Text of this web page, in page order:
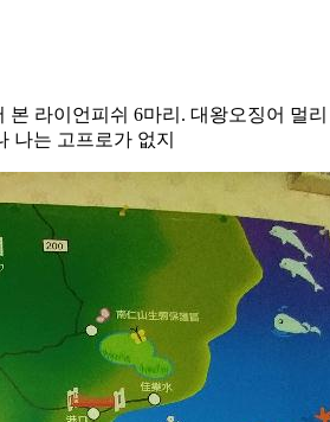
라이언피쉬 6마리. 대왕오징어 멀
나는 고프로가 없지